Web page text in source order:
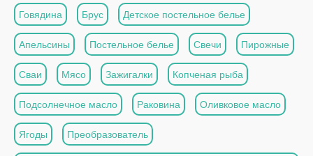
Говядина Брус Детское постельное белье
Апельсины Постельное белье Свечи Пирожные
Сваи Мясо Зажигалки Копченая рыба
Подсолнечное масло Раковина Оливковое масло
Ягоды Преобразователь